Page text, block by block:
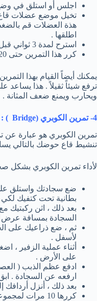
اجلس أو استلق في
تخيل موضع عضلات
هذة العضلات قم
اطلقها .
استرح لمدة 3 ثواني قبل إعادة هذة الحركة مرة أخرى .
كرر هذا التمرين حتى 20 مرة مرتين في اليوم .
يمكنك أيضاً القيام بهذا
ترفع شيئاً ثقيلاً . هذا يساعد
ويحارب ويمنع ضعف المثانة .
4- تمرين الكوبري ( Bridge
) :
تمرين الكوبري هو عبارة
تنشيط قاع حوضك بالتالي
لأداء تمرين الكوبري بشكل
ضع سجادتك واستلق
بطانية تحت كتفيك لكي
بعد ذلك ، اثن ركبتيك
السجادة بمسافة عرض
ثم ، ضع ذراعيك على
لأسفل .
أثناء عملية الزفير ،
على الأرض .
ادفع عظم الذبب (
ارفعه عن السجادة . ابق في
بعد ذلك ، أنزل أردافك
كررها 10 مرات لمجموعتين في اليوم .